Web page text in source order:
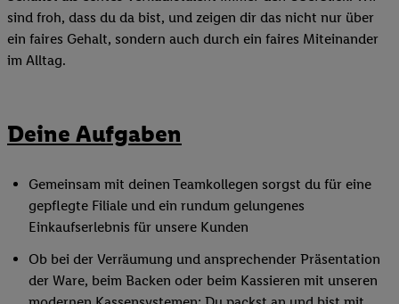
sind froh, dass du da bist, und zeigen dir das nicht nur über
ein faires Gehalt, sondern auch durch ein faires Miteinander
im Alltag.
Deine Aufgaben
Gemeinsam mit deinen Teamkollegen sorgst du für eine
gepflegte Filiale und ein rundum gelungenes
Einkaufserlebnis für unsere Kunden
Ob bei der Verräumung und ansprechender Präsentation
der Ware, beim Backen oder beim Kassieren mit unseren